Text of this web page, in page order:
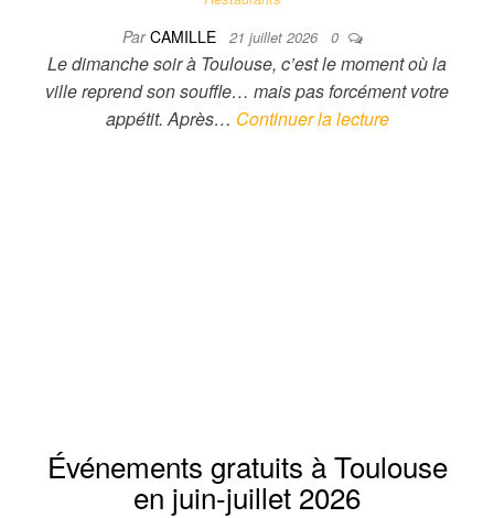
ParCAMILLE 21 juillet 2026 0
Le dimanche soir à Toulouse, c’est le moment où la
ville reprend son souffle… mais pas forcément votre
appétit. Après… Continuer la lecture
Événements gratuits à Toulouse
en juin-juillet 2026